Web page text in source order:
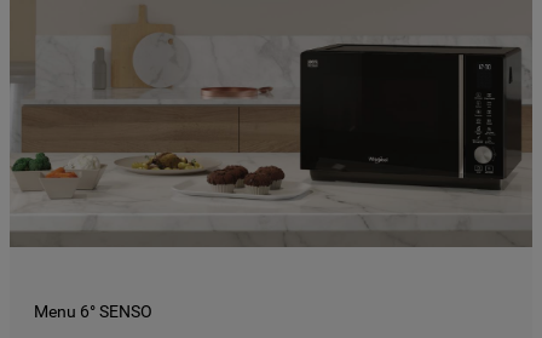
Menu 6° SENSO